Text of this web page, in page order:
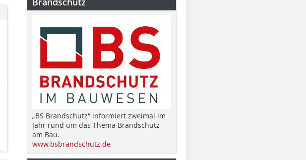
„BS Brandschutz“ informiert zweimal im
Jahr rund um das Thema Brandschutz
am Bau.
www.bsbrandschutz.de